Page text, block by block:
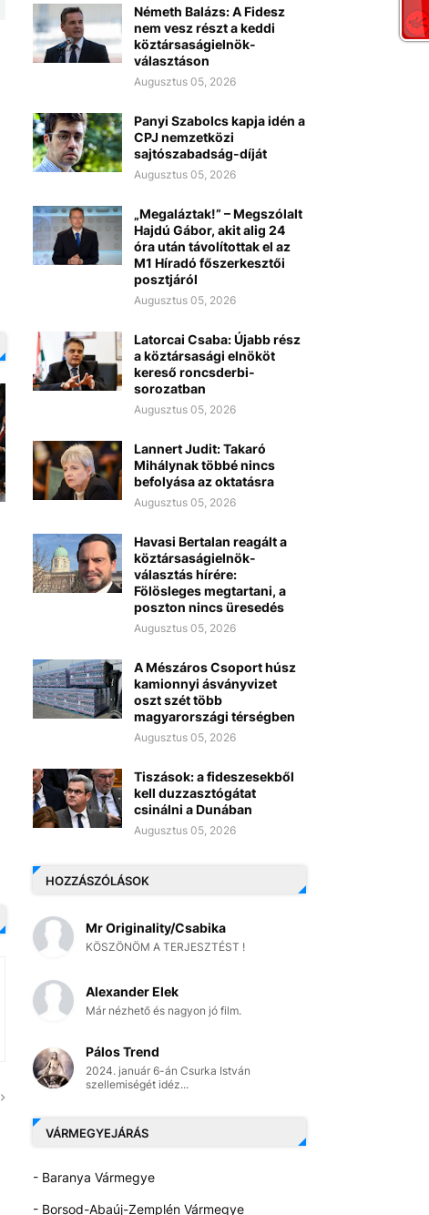
Németh Balázs: A Fidesz
nem vesz részt a keddi
köztársaságielnök-
választáson
Augusztus 05, 2026
Panyi Szabolcs kapja idén a
CPJ nemzetközi
sajtószabadság-díját
Augusztus 05, 2026
„Megaláztak!” – Megszólalt
Hajdú Gábor, akit alig 24
óra után távolítottak el az
M1 Híradó főszerkesztői
posztjáról
Augusztus 05, 2026
Latorcai Csaba: Újabb rész
a köztársasági elnököt
kereső roncsderbi-
sorozatban
Augusztus 05, 2026
Lannert Judit: Takaró
Mihálynak többé nincs
befolyása az oktatásra
Augusztus 05, 2026
Havasi Bertalan reagált a
köztársaságielnök-
választás hírére:
Fölösleges megtartani, a
poszton nincs üresedés
Augusztus 05, 2026
A Mészáros Csoport húsz
kamionnyi ásványvizet
oszt szét több
magyarországi térségben
Augusztus 05, 2026
Tiszások: a fideszesekből
kell duzzasztógátat
csinálni a Dunában
Augusztus 05, 2026
HOZZÁSZÓLÁSOK
Mr Originality/Csabika
KÖSZÖNÖM A TERJESZTÉST !
Alexander Elek
Már nézhető és nagyon jó film.
Pálos Trend
2024. január 6-án Csurka István
szellemiségét idéz...
VÁRMEGYEJÁRÁS
- Baranya Vármegye
- Borsod-Abaúj-Zemplén Vármegye